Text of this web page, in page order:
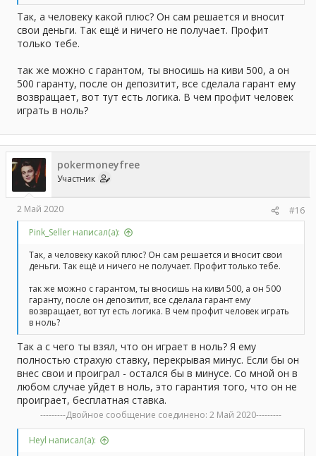
Так, а человеку какой плюс? Он сам решается и вносит
свои деньги. Так ещё и ничего не получает. Профит
только тебе.
так же можно с гарантом, ты вносишь на киви 500, а он
500 гаранту, после он депозитит, все сделала гарант ему
возвращает, вот тут есть логика. В чем профит человек
играть в ноль?
pokermoneyfree
Участник
2 Май 2020
#16
Pink_Seller написал(а):
Так, а человеку какой плюс? Он сам решается и вносит свои
деньги. Так ещё и ничего не получает. Профит только тебе.
так же можно с гарантом, ты вносишь на киви 500, а он 500
гаранту, после он депозитит, все сделала гарант ему
возвращает, вот тут есть логика. В чем профит человек играть
в ноль?
Так а с чего ты взял, что он играет в ноль? Я ему
полностью страхую ставку, перекрывая минус. Если бы он
внес свои и проиграл - остался бы в минусе. Со мной он в
любом случае уйдет в ноль, это гарантия того, что он не
проиграет, бесплатная ставка.
---------Двойное сообщение соединено: 2 Май 2020---------
Heyl написал(а):